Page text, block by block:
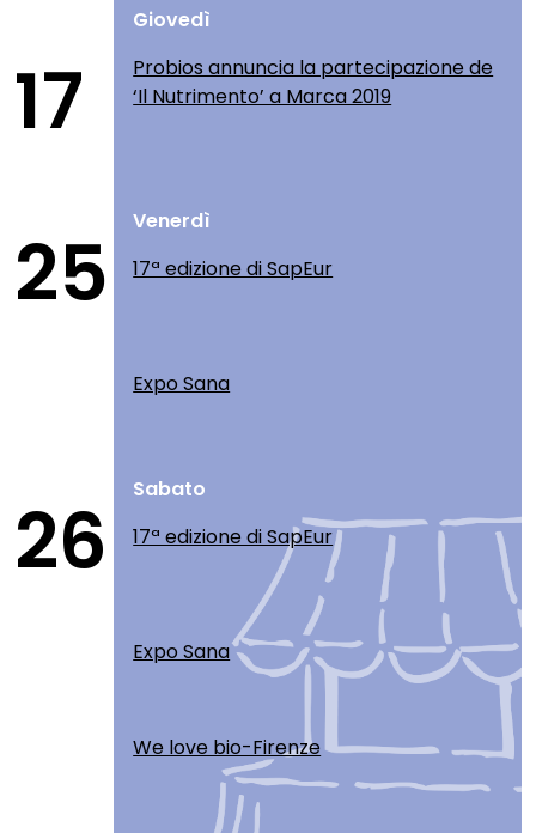
17
Giovedì
Probios annuncia la partecipazione de
‘Il Nutrimento’ a Marca 2019
25
Venerdì
17ª edizione di SapEur
Expo Sana
26
Sabato
17ª edizione di SapEur
Expo Sana
We love bio-Firenze